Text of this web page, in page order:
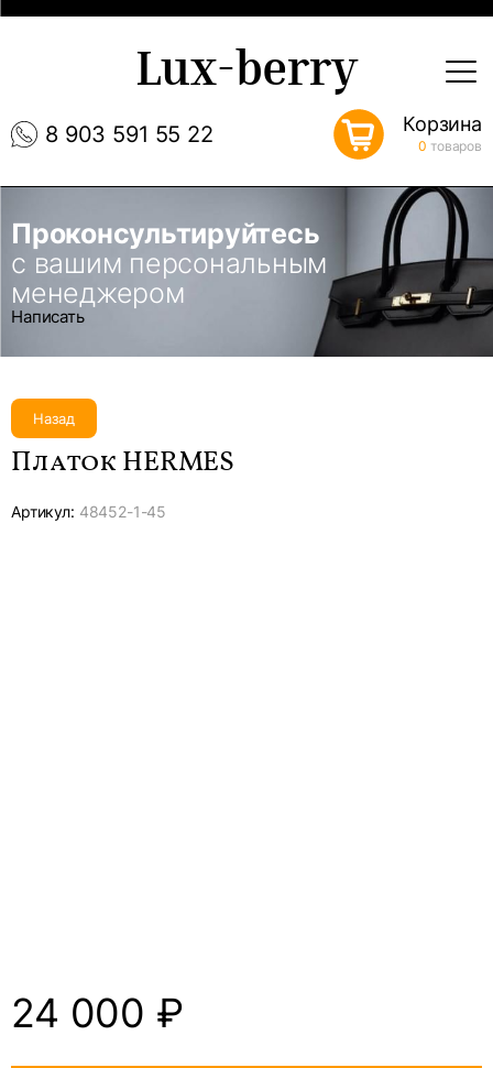
8 903 591 55 22
Lux-berry
Корзина
0 товаров
Проконсультируйтесь
с вашим персональным
менеджером
Написать
Назад
Платок HERMES
Артикул: 48452-1-45
24 000 ₽